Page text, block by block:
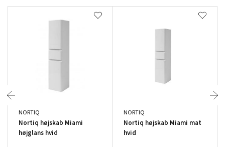
NORTIQ
Nortiq højskab Miami
højglans hvid
NORTIQ
Nortiq højskab Miami mat
hvid